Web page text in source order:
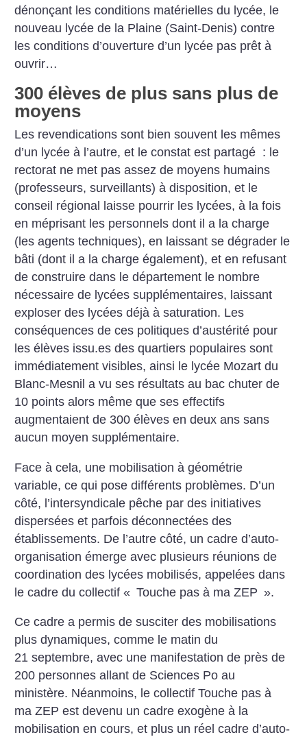
dénonçant les conditions matérielles du lycée, le
nouveau lycée de la Plaine (Saint-Denis) contre
les conditions d’ouverture d’un lycée pas prêt à
ouvrir…
300 élèves de plus sans plus de
moyens
Les revendications sont bien souvent les mêmes
d’un lycée à l’autre, et le constat est partagé : le
rectorat ne met pas assez de moyens humains
(professeurs, surveillants) à disposition, et le
conseil régional laisse pourrir les lycées, à la fois
en méprisant les personnels dont il a la charge
(les agents techniques), en laissant se dégrader le
bâti (dont il a la charge également), et en refusant
de construire dans le département le nombre
nécessaire de lycées supplémentaires, laissant
exploser des lycées déjà à saturation. Les
conséquences de ces politiques d’austérité pour
les élèves issu.es des quartiers populaires sont
immédiatement visibles, ainsi le lycée Mozart du
Blanc-Mesnil a vu ses résultats au bac chuter de
10 points alors même que ses effectifs
augmentaient de 300 élèves en deux ans sans
aucun moyen supplémentaire.
Face à cela, une mobilisation à géométrie
variable, ce qui pose différents problèmes. D’un
côté, l’intersyndicale pêche par des initiatives
dispersées et parfois déconnectées des
établissements. De l’autre côté, un cadre d’auto-
organisation émerge avec plusieurs réunions de
coordination des lycées mobilisés, appelées dans
le cadre du collectif « Touche pas à ma ZEP ».
Ce cadre a permis de susciter des mobilisations
plus dynamiques, comme le matin du
21 septembre, avec une manifestation de près de
200 personnes allant de Sciences Po au
ministère. Néanmoins, le collectif Touche pas à
ma ZEP est devenu un cadre exogène à la
mobilisation en cours, et plus un réel cadre d’auto-